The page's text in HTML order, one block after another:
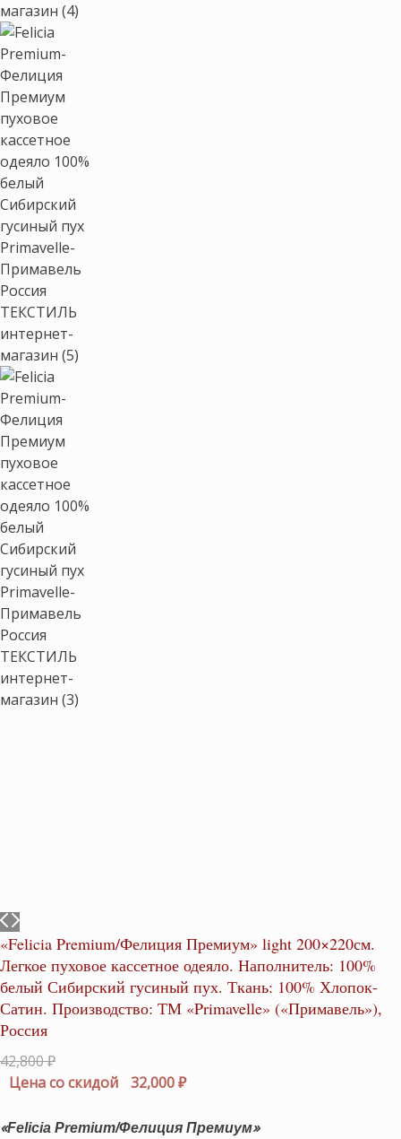
«Felicia Premium/Фелиция Премиум» light 200×220см.
Легкое пуховое кассетное одеяло. Наполнитель: 100%
белый Сибирский гусиный пух. Ткань: 100% Хлопок-
Сатин. Производство: ТМ «Primavelle» («Примавель»),
Россия
42,800₽Первоначальная
цена
42,800 ₽.
Цена со скидой 32,000₽Текущая
32,000 ₽.
«Felicia Premium/Фелиция Премиум»